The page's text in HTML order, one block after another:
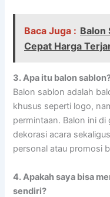
Baca Juga : Balon
Cepat Harga
3.Apa itu balon
Balon sablon adalah
khusus seperti logo,
permintaan. Balon ini
dekorasi acara
personal atau promosi
4. Apakah saya bisa
sendiri?